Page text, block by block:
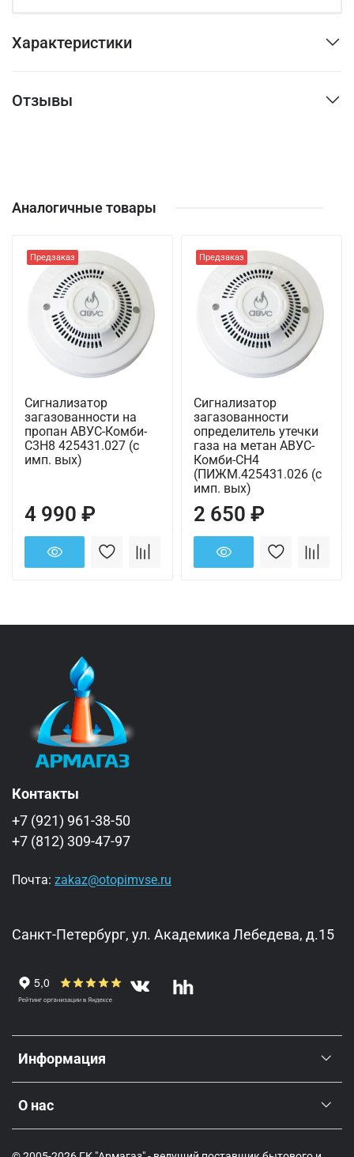
Характеристики
Отзывы
Аналогичные товары
Предзаказ
Сигнализатор
загазованности на
пропан АВУС-Комби-
С3Н8 425431.027 (с
имп. вых)
4 990 ₽
Предзаказ
Сигнализатор
загазованности
определитель утечки
газа на метан АВУС-
Комби-СН4
(ПИЖМ.425431.026 (с
имп. вых)
2 650 ₽
Информация
О нас
Контакты
+7 (921) 961-38-50
+7 (812) 309-47-97
Почта: zakaz@otopimvse.ru
Санкт-Петербург, ул. Академика Лебедева, д.15